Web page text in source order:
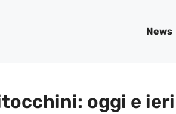
News
oggi e ieri